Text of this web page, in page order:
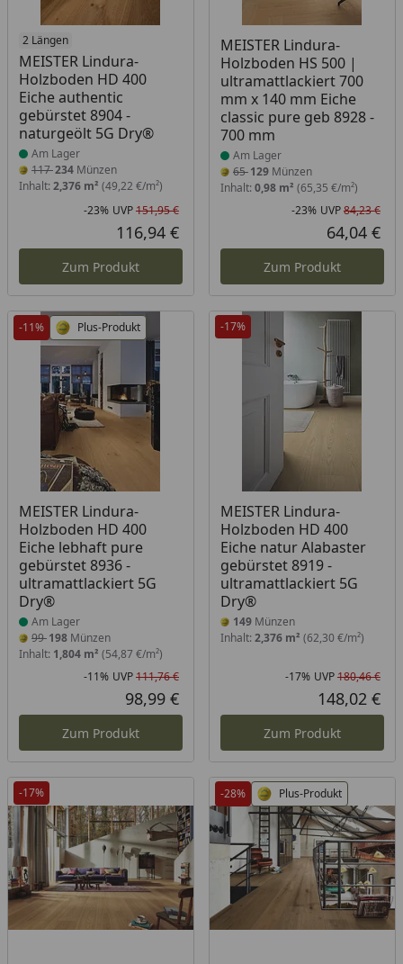
2 Längen
MEISTER Lindura-
Holzboden HD 400
Eiche authentic
gebürstet 8904 -
naturgeölt 5G Dry®
Produkt am Lager
Am Lager
117234 Münzen
Inhalt: 2,376 m² (49,22 €/m²)
Rabatt in Prozent
-23%
Ursprünglicher Preis
UVP151,95 €
Aktueller Preis
116,94 €
Zum Produkt
MEISTER Lindura-
Holzboden HS 500 |
ultramattlackiert 700
mm x 140 mm Eiche
classic pure geb 8928 -
700 mm
Produkt am Lager
Am Lager
65129Münzen
Inhalt: 0,98 m² (65,35 €/m²)
-23% UVP84,23 €
64,04 €
Zum Produkt
-11% Plus-Produkt
MEISTER Lindura-
Holzboden HD 400
Eiche lebhaft pure
gebürstet 8936 -
ultramattlackiert 5G
Dry®
Produkt am Lager
Am Lager
99198 Münzen
Inhalt: 1,804 m² (54,87 €/m²)
Rabatt in Prozent
-11%
Ursprünglicher Preis
UVP111,76 €
Aktueller Preis
98,99 €
Zum Produkt
-17%
MEISTER Lindura-
Holzboden HD 400
Eiche natur Alabaster
gebürstet 8919 -
ultramattlackiert 5G
Dry®
149Münzen
Inhalt: 2,376 m² (62,30 €/m²)
-17% UVP180,46 €
148,02 €
Zum Produkt
-17% -28% Plus-Produkt